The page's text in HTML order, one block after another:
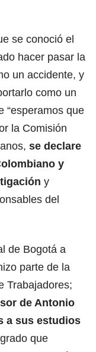
se conoció el
hacer pasar la
un accidente, y
como un
“esperamos que
la Comisión
se declare
y
y
del
de Bogotá a
parte de la
Trabajadores;
de Antonio
a sus estudios
que